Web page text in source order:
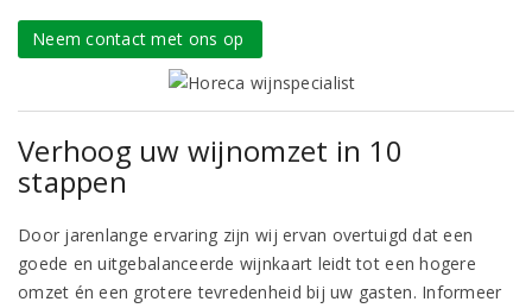
Neem contact met ons op
Verhoog uw wijnomzet in 10
stappen
Door jarenlange ervaring zijn wij ervan overtuigd dat een
goede en uitgebalanceerde wijnkaart leidt tot een hogere
omzet én een grotere tevredenheid bij uw gasten. Informeer